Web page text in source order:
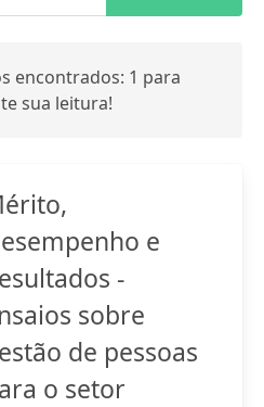
encontrados: 1 para
sua leitura!
e
-
sobre
de pessoas
o setor